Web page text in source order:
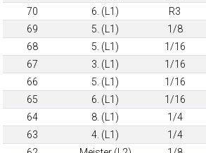
70
6. (L1) R3
69
5. (L1) 1/8
68
5. (L1) 1/16
67
3. (L1) 1/16
66
5. (L1) 1/16
65
6. (L1) 1/16
64
8. (L1) 1/4
63
4. (L1) 1/4